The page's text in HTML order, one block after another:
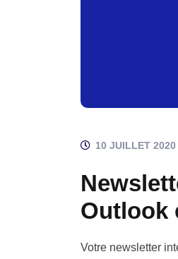
10 JUILLET 2020
Outlook
Votre newsletter